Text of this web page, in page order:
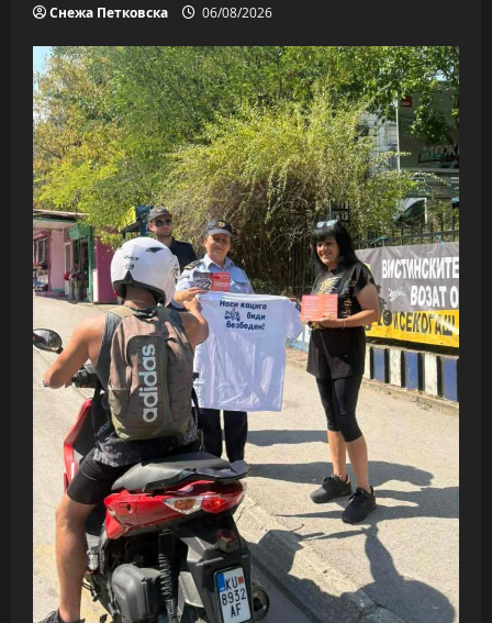
Снежа Петковска 06/08/2026